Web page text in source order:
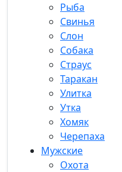
Рыба
Свинья
Слон
Собака
Страус
Таракан
Улитка
Утка
Хомяк
Черепаха
Мужские
Охота